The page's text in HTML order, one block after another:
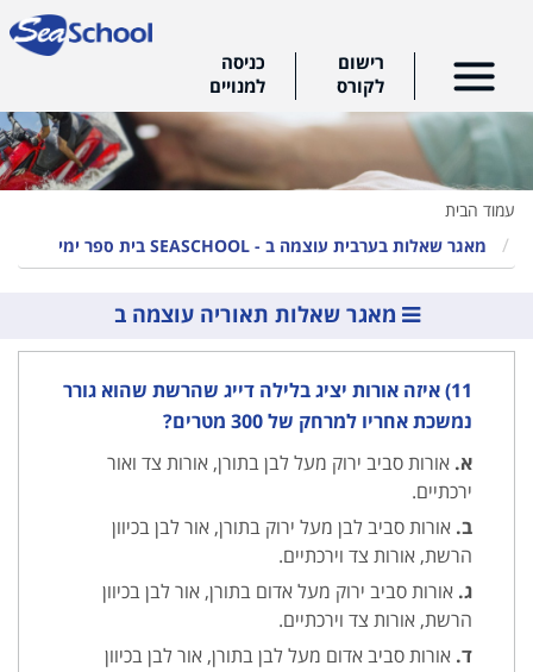
כניסה
למנויים
רישום
לקורס
עמוד הבית
מאגר שאלות בערבית עוצמה ב - SEASCHOOL בית ספר ימי
מאגר שאלות תאוריה עוצמה ב
11) איזה אורות יציג בלילה דייג שהרשת שהוא גורר
נמשכת אחריו למרחק של 300 מטרים?
א. אורות סביב ירוק מעל לבן בתורן, אורות צד ואור
ירכתיים.
ב. אורות סביב לבן מעל ירוק בתורן, אור לבן בכיוון
הרשת, אורות צד וירכתיים.
ג. אורות סביב ירוק מעל אדום בתורן, אור לבן בכיוון
הרשת, אורות צד וירכתיים.
ד. אורות סביב אדום מעל לבן בתורן, אור לבן בכיוון